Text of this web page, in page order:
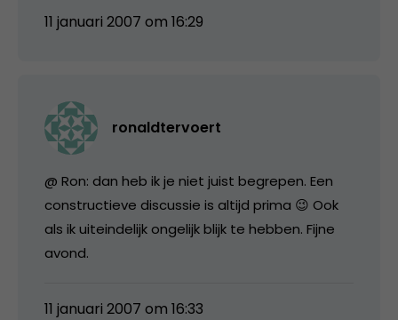
11 januari 2007 om 16:29
ronaldtervoert
@ Ron: dan heb ik je niet juist begrepen. Een
constructieve discussie is altijd prima 😉 Ook
als ik uiteindelijk ongelijk blijk te hebben. Fijne
avond.
11 januari 2007 om 16:33